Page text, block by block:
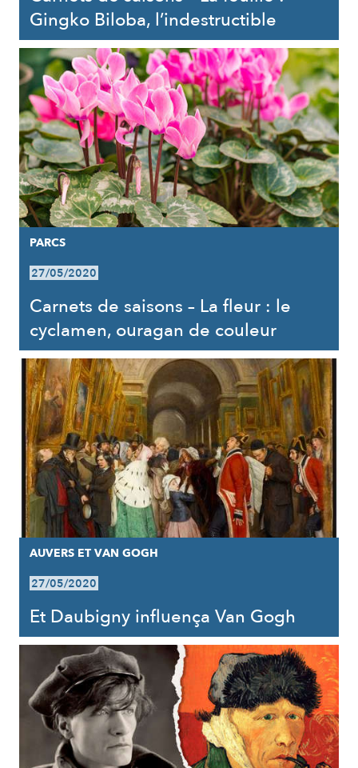
Gingko Biloba, l’indestructible
PARCS
27/05/2020
Carnets de saisons – La fleur : le
cyclamen, ouragan de couleur
AUVERS ET VAN GOGH
27/05/2020
Et Daubigny influença Van Gogh